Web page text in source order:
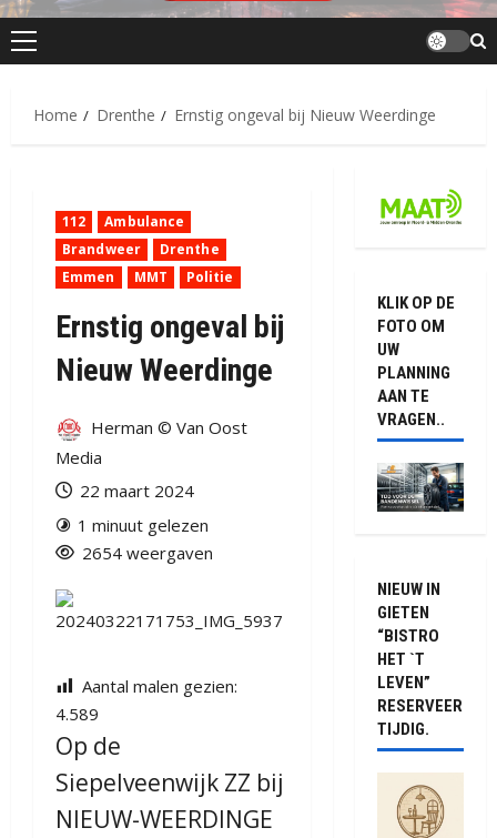
Primair
Home Drenthe Ernstig ongeval bij Nieuw Weerdinge
112
Ambulance
Brandweer
Drenthe
Emmen
MMT Politie
Ernstig ongeval bij
Nieuw Weerdinge
Herman © Van Oost
Media
22 maart 2024
1 minuut gelezen
2654 weergaven
Aantal malen gezien:
4.589
Op de
Siepelveenwijk ZZ bij
NIEUW-WEERDINGE
KLIK OP DE
FOTO OM
UW
PLANNING
AAN TE
VRAGEN..
NIEUW IN
GIETEN
“BISTRO
HET `T
LEVEN”
RESERVEER
TIJDIG.